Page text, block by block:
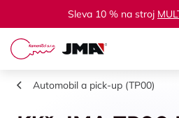
Sleva 10 % na stroj
Automobil a pick-up (TP00)